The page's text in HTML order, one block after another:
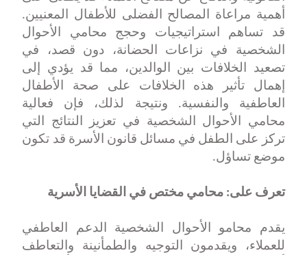
أهمية مراعاة المصالح الفضلى للأطفال المعنيين.
قد تساهم استراتيجيات وحجج محامي الأحوال
الشخصية في نزاعات الحضانة، دون قصد، في
تصعيد الخلافات بين الوالدين، مما قد يؤدي إلى
إهمال تأثير هذه الخلافات على صحة الأطفال
العاطفية والنفسية. ونتيجة لذلك، فإن فعالية
محامي الأحوال الشخصية في تعزيز النتائج التي
تركز على الطفل في مسائل قانون الأسرة قد تكون
موضع تساؤل.
تعرف على:محامي مختص في القضايا الأسرية
يقدم محامو الأحوال الشخصية الدعم العاطفي
للعملاء، ويقدمون التوجيه والطمأنينة والتعاطف